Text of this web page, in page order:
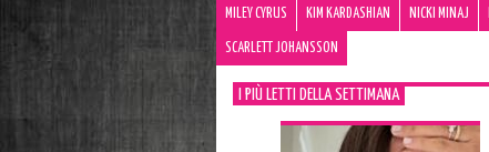
MILEY CYRUS KIM KARDASHIAN NICKI MINAJ
SCARLETT JOHANSSON
I PIÙ LETTI DELLA SETTIMANA